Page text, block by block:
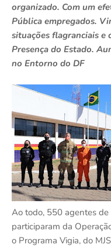
organizado. Com um
Pública empregados.
situações flagranciais e
Presença do Estado.
no Entorno do DF
Ao todo, 550 agentes de
participaram da
o Programa Vigia, do